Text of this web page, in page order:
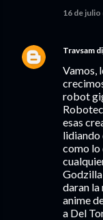
16 de julio
Travsam
Vamos,
robot
esas
lidiando
como lo
Godzilla
daran la
anime
a Del